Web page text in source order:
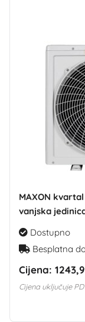
MAXON
vanjska
Dostupno
Besplatna
Cijena:
Cijena uključuje